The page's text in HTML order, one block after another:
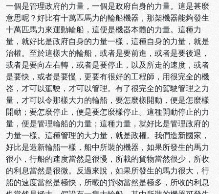
一個是管理政府的力量，一個是政府自身的力量。這是甚麼
意思呢？好比有十萬匹馬力的輪船機器，那架機器能夠發生
十萬匹馬力來運動輪船，這便是機器本體的力量。這種力
量，就好比是政府自身的力量一樣，這種自身的力量，就是
治權。至於這樣大的輪船，或者是要前進，或者是要後退，
或者是要向左右轉，或者是要停止，以及所走的速度，或者
是要快，或者是要慢，更要有很好的工程師，用很完全的機
器，才可以駕駛，才可以管理。有了很完全的駕駛管理之力
量，才可以令那樣大力的輪船，要怎麼樣開動，便是怎麼樣
開動；要怎麼停止，便是要怎麼樣停止。這種開動停止的力
量，便是管理輪船的力量；這種力量，就好比是管理政府的
力量一樣。這種管理的大力量，就是政權。我們造新國家，
好比是造新輪船一樣，船中所裝的機器，如果所發生的馬力
很小，行船的速度當然是很慢，所載的貨物當然很少，所收
的利息當然是很微。反過來說，如果所發生的馬力很大，行
船的速度當然是極快，所載的貨物當然是極多，所收的利息